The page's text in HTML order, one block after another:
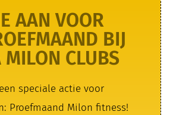
AAN VOOR
BIJ
MILON CLUBS
speciale actie voor
Proefmaand Milon fitness!